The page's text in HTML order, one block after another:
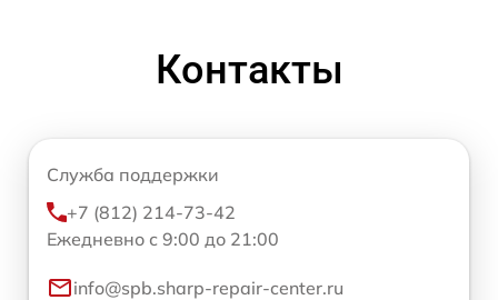
Контакты
Служба поддержки
+7 (812) 214-73-42
Ежедневно с 9:00 до 21:00
info@spb.sharp-repair-center.ru